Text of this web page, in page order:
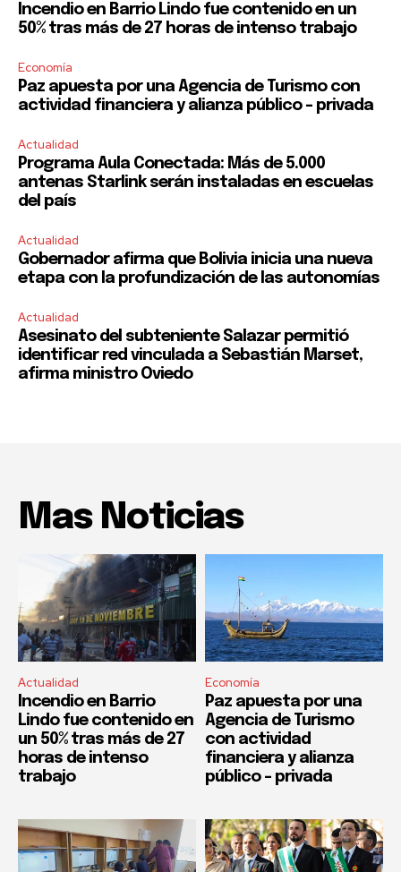
Incendio en Barrio Lindo fue contenido en un
50% tras más de 27 horas de intenso trabajo
Economía
Paz apuesta por una Agencia de Turismo con
actividad financiera y alianza público – privada
Actualidad
Programa Aula Conectada: Más de 5.000
antenas Starlink serán instaladas en escuelas
del país
Actualidad
Gobernador afirma que Bolivia inicia una nueva
etapa con la profundización de las autonomías
Actualidad
Asesinato del subteniente Salazar permitió
identificar red vinculada a Sebastián Marset,
afirma ministro Oviedo
Mas Noticias
Actualidad
Incendio en Barrio
Lindo fue contenido en
un 50% tras más de 27
horas de intenso
trabajo
Economía
Paz apuesta por una
Agencia de Turismo
con actividad
financiera y alianza
público – privada